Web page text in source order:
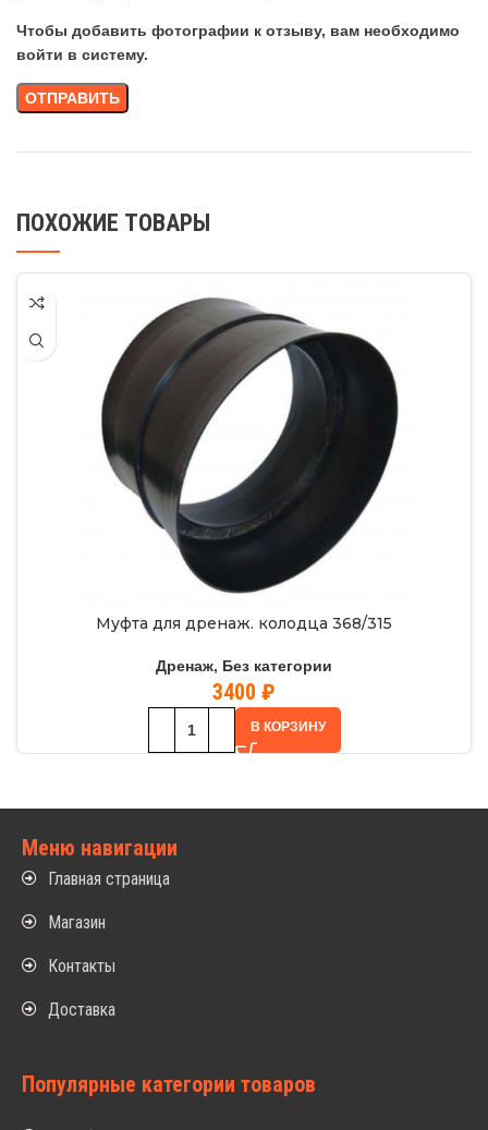
Чтобы добавить фотографии к отзыву, вам необходимо
войти в систему.
ПОХОЖИЕ ТОВАРЫ
Муфта для дренаж. колодца 368/315
Дренаж, Без категории
3400 ₽
В КОРЗИНУ
Меню навигации
Главная страница
Магазин
Контакты
Доставка
Популярные категории товаров